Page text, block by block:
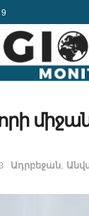
Ադրբեջան,